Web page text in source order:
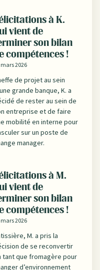
à K.
vient de
son bilan
compétences !
mars 2026
de projet au sein
grande banque, K. a
de rester au sein de
entreprise et de faire
mobilité en interne pour
sur un poste de
manager.
à M.
vient de
son bilan
compétences !
mars 2026
M. a pris la
de se reconvertir
tant que fromagère pour
d’environnement